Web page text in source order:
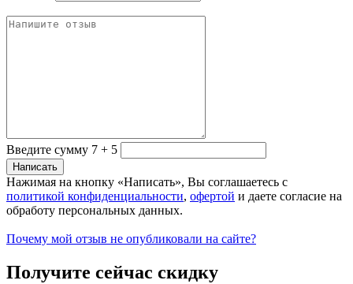
Введите сумму 7 + 5
Нажимая на кнопку «Написать», Вы соглашаетесь с
политикой конфиденциальности, офертой и даете согласие на
обработу персональных данных.
Почему мой отзыв не опубликовали на сайте?
Получите сейчас скидку